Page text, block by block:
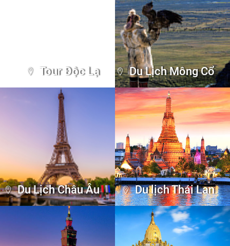
Tour Độc Lạ Du Lịch Mông Cổ
Du Lịch Châu Âu Du lịch Thái Lan